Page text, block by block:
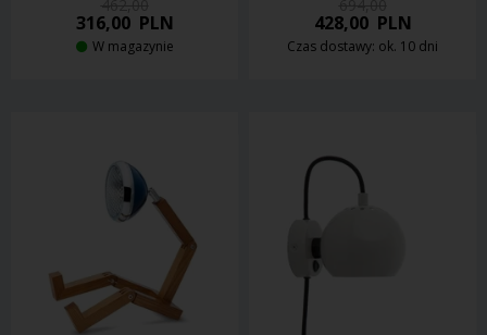
316,00PLN
W magazynie
428,00PLN
Czas dostawy: ok. 10 dni